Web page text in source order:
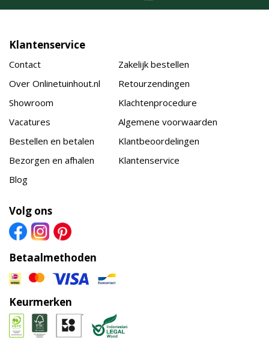
Klantenservice
Contact
Over Onlinetuinhout.nl
Showroom
Vacatures
Bestellen en betalen
Bezorgen en afhalen
Blog
Zakelijk bestellen
Retourzendingen
Klachtenprocedure
Algemene voorwaarden
Klantbeoordelingen
Klantenservice
Volg ons
Betaalmethoden
Keurmerken